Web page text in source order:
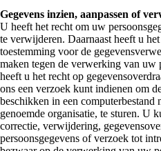
Gegevens inzien, aanpassen of
U heeft het recht om uw
te verwijderen. Daarnaast heeft u
toestemming voor de
maken tegen de verwerking van uw
heeft u het recht op
ons een verzoek kunt indienen om
beschikken in een computerbestand
genoemde organisatie, te sturen. U
correctie, verwijdering,
persoonsgegevens of verzoek tot